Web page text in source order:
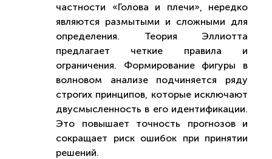
частности «Голова и плечи», нередко
являются размытыми и сложными для
определения. Теория Эллиотта
предлагает четкие правила и
ограничения. Формирование фигуры в
волновом анализе подчиняется ряду
строгих принципов, которые исключают
двусмысленность в его идентификации.
Это повышает точность прогнозов и
сокращает риск ошибок при принятии
решений.